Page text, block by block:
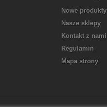
Nowe produkty
Nasze sklepy
Kontakt z nami
Regulamin
Mapa strony